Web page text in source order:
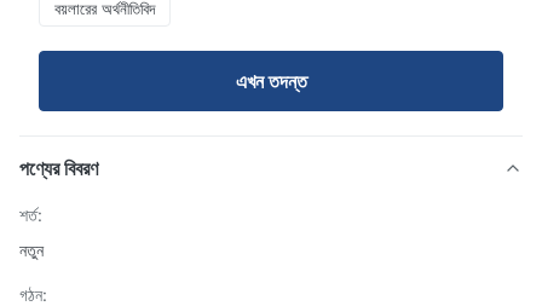
বয়লারের অর্থনীতিবিদ
এখন তদন্ত
পণ্যের বিবরণ
শর্ত:
নতুন
গঠন: